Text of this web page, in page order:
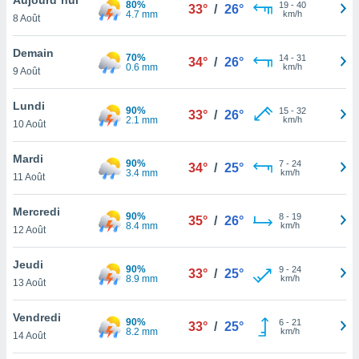
et
»,
au
vous
qu'ils
ou
le
ainsi
un
la
du
8 Août
80%
4.7 mm
33° / 26° 19- 40
km/h
Demain
9 Août
70%
0.6 mm
34° / 26° 14- 31
km/h
Lundi
10 Août
90%
2.1 mm
33° / 26° 15- 32
km/h
Mardi
11 Août
90%
3.4 mm
34° / 25° 7- 24
km/h
Mercredi
12 Août
90%
8.4 mm
35° / 26° 8- 19
km/h
Jeudi
13 Août
90%
8.9 mm
33° / 25° 9- 24
km/h
Vendredi
14 Août
90%
8.2 mm
33° / 25° 6- 21
km/h